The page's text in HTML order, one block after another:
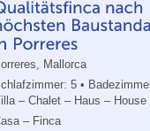
Mallorca
5 •
– Chalet – Haus – House
– Finca